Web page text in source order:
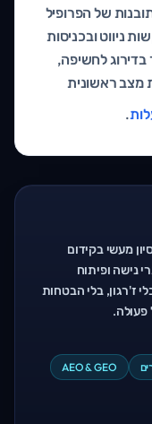
של הפרופיל
ניווט ובכניסות
לחשיפה,
מצב ראשונית
.
מעשי בקידום
נישה ופיתוח
ז'רגון, בלי הבטחות
AEO & GEO